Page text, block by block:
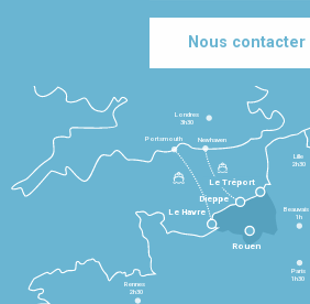
Nous contacter
Le Havre
Dieppe
Le Tréport
Rennes
2h30
Paris
1h30
Beauvais
1h
Lille
2h30
Londres
3h30
Newhaven
Portsmouth
Rouen